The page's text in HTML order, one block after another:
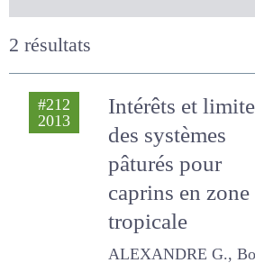
2 résultats
#212
Intérêts et
des systèmes
pâturés pour
caprins en zone
tropicale